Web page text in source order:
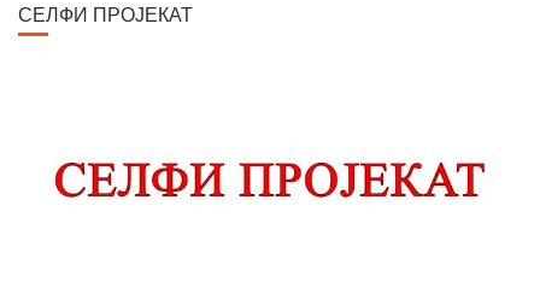
СЕЛФИ ПРОЈЕКАТ